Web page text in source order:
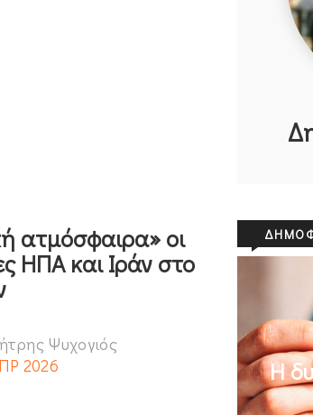
ατμόσφαιρα» οι
ΗΠΑ και Ιράν στο
Ψυχογιός
2026
Η